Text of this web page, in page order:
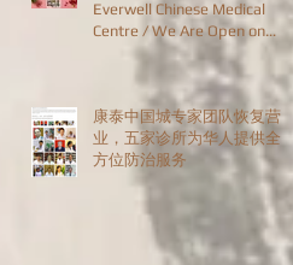
Everwell Chinese Medical
Centre / We Are Open on
Christmas Day!
康泰中国城专家团队恢复营
业，五家诊所为华人提供全
方位防治服务